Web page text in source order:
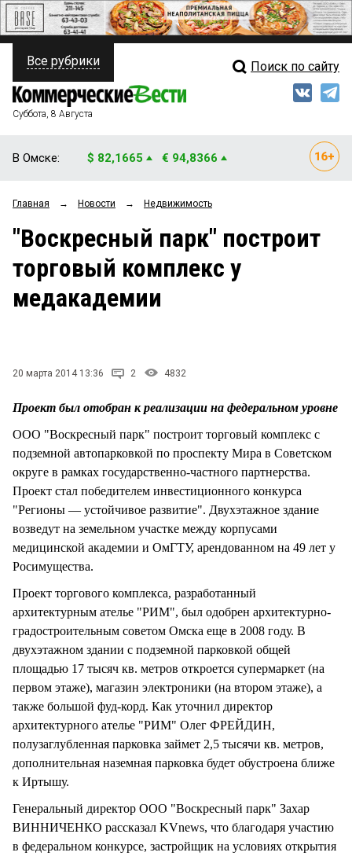
ПОЛИТИКА
ФИНАНСЫ
ОБЩЕСТВО
ЗАКОН
НОВОСТИ КОМПАНИЙ
Свежий выпуск
Мнения
Рейтинги
Блоги
Все рубрики Поиск по сайту
Суббота, 8 Августа
В Омске: $ 82,1665 € 94,8366
Главная → Новости → Недвижимость
"Воскресный парк" построит
торговый комплекс у
медакадемии
20 марта 2014 13:36 2 4832
Проект был отобран к реализации на федеральном уровне
ООО "Воскресный парк" построит торговый комплекс с
подземной автопарковкой по проспекту Мира в Советском
округе в рамках государственно-частного партнерства.
Проект стал победителем инвестиционного конкурса
"Регионы — устойчивое развитие". Двухэтажное здание
возведут на земельном участке между корпусами
медицинской академии и ОмГТУ, арендованном на 49 лет у
Росимущества.
Проект торгового комплекса, разработанный
архитектурным ателье "РИМ", был одобрен архитектурно-
градостроительным советом Омска еще в 2008 году. В
двухэтажном здании с подземной парковкой общей
площадью 17 тысяч кв. метров откроется супермаркет (на
первом этаже), магазин электроники (на втором этаже), а
также большой фуд-корд. Как уточнил директор
архитектурного ателье "РИМ" Олег ФРЕЙДИН,
полузаглубленная парковка займет 2,5 тысячи кв. метров,
дополнительная наземная парковка будет обустроена ближе
к Иртышу.
Генеральный директор ООО "Воскресный парк" Захар
ВИННИЧЕНКО рассказал KVnews, что благодаря участию
в федеральном конкурсе, застройщик на условиях открытия